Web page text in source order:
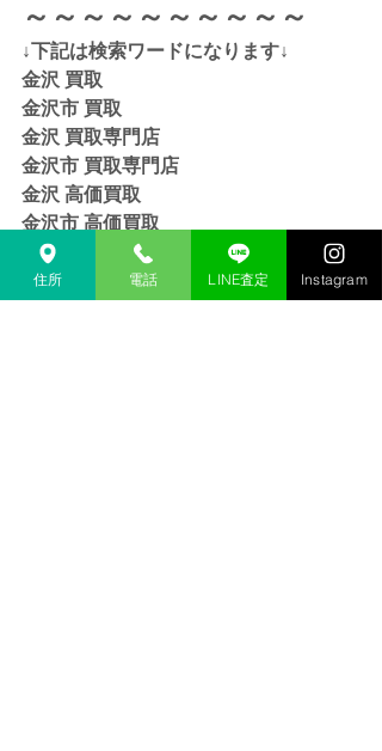
～～～～～～～～～～
↓下記は検索ワードになります↓
金沢 買取
金沢市 買取
金沢 買取専門店
金沢市 買取専門店
金沢 高価買取
金沢市 高価買取
金沢 リサイクルショップ
金沢市 リサイクルショップ
金沢 貴金属 買取
住所 電話 LINE査定 Instagram